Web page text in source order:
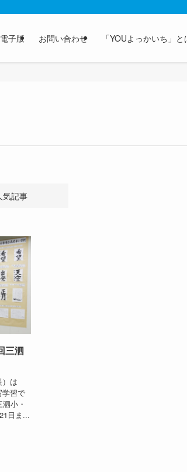
電子版 お問い合わせ 「YOUよっかいち」と
気記事
三泗
は
習で
小・
日ま...